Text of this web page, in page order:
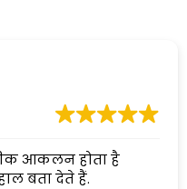
आकलन होता है
बता देते हैं.